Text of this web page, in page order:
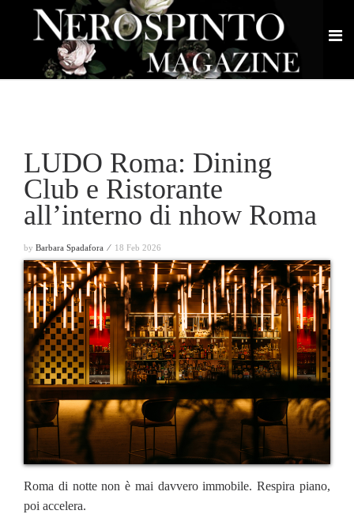
LUDO Roma: Dining
Club e Ristorante
all’interno di nhow Roma
by Barbara Spadafora ⁄ 18 Feb 2026
Roma di notte non è mai davvero immobile. Respira piano,
poi accelera.